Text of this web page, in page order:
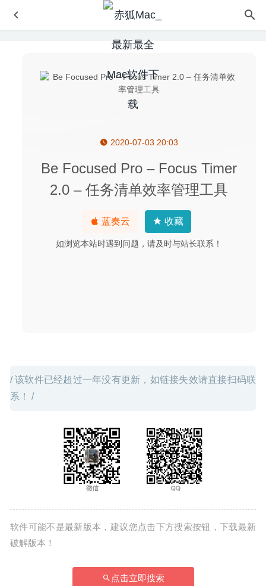
2020-07-03 20:03
Be Focused Pro – Focus Timer
2.0 – 任务清单效率管理工具
蓝奏云 收藏
如浏览本站时遇到问题，请及时与站长联系！
/ 该软件已经超过一年没有更新，如链接失效请直接扫码联
系！ /
软件可能不是最新版本，建议您点击下方搜索按钮，下载最新
破解版本！
点击立即搜索
Scrutiny 9.8.4 – 老牌网站分析优化工具 2020-08-10
Movist Pro 2.17.2 中文版-易用且强大的视频播放器
NAIAD 1.0.7 中文版-风格且独特治愈冒险游戏 2024-12-28
InstaBro 5.3.4 – 优秀的Instagram照片下载工具
AnyMP4 iPhone Transfer Pro 9.0.72 – 优秀的iPhone数据